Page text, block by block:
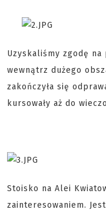
Uzyskaliśmy zgodę
wewnątrz dużego
zakończyła się
kursowały aż do
Stoisko na Alei
zainteresowaniem.